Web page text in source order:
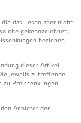
das Lesen aber nicht
gekennzeichnet.
beziehen
dieser Artikel
jeweils zutreffende
Preissenkungen
Anbieter der